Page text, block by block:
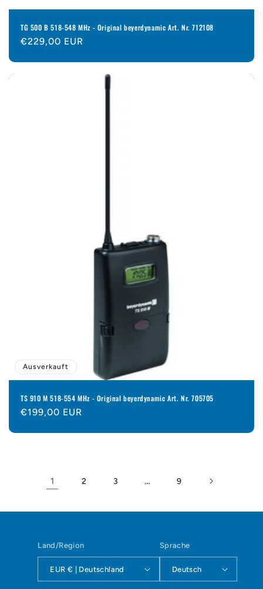
TG 500 B 518-548 MHz - Original beyerdynamic Art. Nr. 712108
Normaler
€229,00 EUR
Ausverkauft
TS 910 M 518-554 MHz - Original beyerdynamic Art. Nr. 705705
Normaler
€199,00 EUR
1 2 3 … 9
Land/Region
EUR € | Deutschland
Sprache
Deutsch